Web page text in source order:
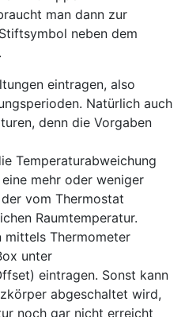
man dann zur
neben dem
eintragen, also
Natürlich auch
denn die Vorgaben
Temperaturabweichung
mehr oder weniger
vom Thermostat
Raumtemperatur.
mittels Thermometer
unter
eintragen. Sonst kann
abgeschaltet wird,
noch gar nicht erreicht